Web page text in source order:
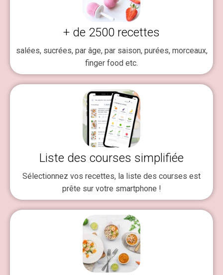
+ de 2500 recettes
salées, sucrées, par âge, par saison, purées, morceaux,
finger food etc.
Liste des courses simplifiée
Sélectionnez vos recettes, la liste des courses est
prête sur votre smartphone !